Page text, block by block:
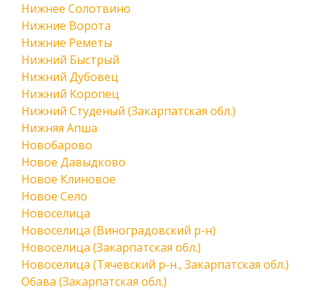
Нижнее Солотвино
Нижние Ворота
Нижние Реметы
Нижний Быстрый
Нижний Дубовец
Нижний Коропец
Нижний Студеный (Закарпатская обл.)
Нижняя Апша
Новобарово
Новое Давыдково
Новое Клиновое
Новое Село
Новоселица
Новоселица (Виноградовский р-н)
Новоселица (Закарпатская обл.)
Новоселица (Тячевский р-н., Закарпатская обл.)
Обава (Закарпатская обл.)